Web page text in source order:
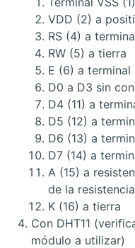
VDD (2) a
RS (4) a
RW (5) a tierra
E (6) a terminal
D0 a D3 sin
D4 (11) a
D5 (12) a
D6 (13) a
D7 (14) a
A (15) a
de la
K (16) a tierra
Con DHT11
módulo a utilizar)